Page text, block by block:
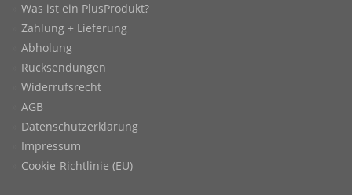
Was ist ein PlusProdukt?
Zahlung + Lieferung
Abholung
Rücksendungen
Widerrufsrecht
AGB
Datenschutzerklärung
Impressum
Cookie-Richtlinie (EU)